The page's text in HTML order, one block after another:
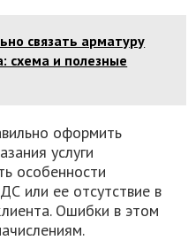
связать арматуру
схема и полезные
оформить
услуги
особенности
или ее отсутствие в
Ошибки в этом